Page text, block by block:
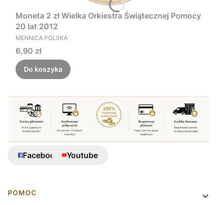
Moneta 2 zł Wielka Orkiestra Świątecznej Pomocy
20 lat 2012
PRODUCENT
MENNICA POLSKA
Cena
6,90 zł
Do koszyka
Facebook Youtube
Linki w stopce
POMOC